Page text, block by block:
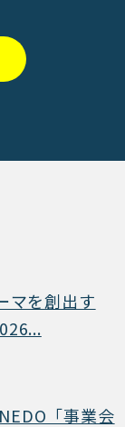
マを創出す
「事業会